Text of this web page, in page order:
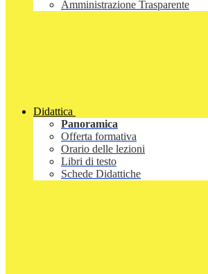
Amministrazione Trasparente
Didattica
Panoramica
Offerta formativa
Orario delle lezioni
Libri di testo
Schede Didattiche